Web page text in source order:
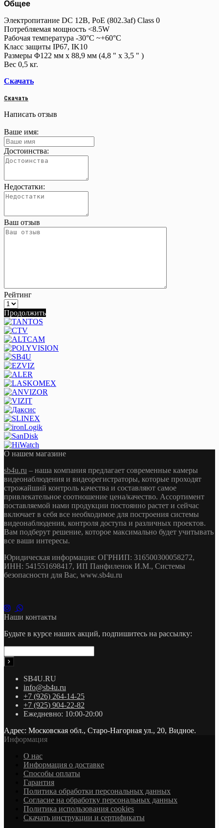
Общее
Электропитание DC 12В, PoE (802.3af) Class 0
Потребляемая мощность <8.5W
Рабочая температура -30°C ~+60°C
Класс защиты IP67, IK10
Размеры Φ122 мм x 88,9 мм (4,8 " x 3,5 " )
Вес 0,5 кг.
Скачать
Скачать
Написать отзыв
Ваше имя:
Достоинства:
Недостатки:
Ваш отзыв
Рейтинг
Продолжить
О нашем магазине
sb4u.ru – наша компания предлагает современные камеры
видеонаблюдения и видеорегистраторы, которые проходят
строжайший контроль качества и составляют самое
привлекательное соотношение цена/качество. Ассортимент
поставляемой нами продукции постоянно растет и сейчас
включает в себя все необходимое для построения системы
видеонаблюдения, контроля доступа и различных проектов.
Вам подберут решение, которое максимально будет учитывать
все ваши интересы.
Юридическая информация: ОГРНИП: 316500300058272,
ИНН: 541551698417, ИП Панфиленок И.М., Системы
безопасности для Вас, www.sb4u.ru
Наши контакты
Будьте в курсе наших акций, подпишитесь на рассылку:
SB4U.RU
info@sb4u.ru
+7 (926) 264-14-25
+7 (925) 904-22-82
Ежедневно: 10:00-20:00
Адрес: Московская обл., Старо-Нагорная ул., 20, Видное.
Информация
О нас
Информация о доставке
Cпособы оплаты
Гарантия
Политика обработки персональных данных
Согласие на обработку персональных данных
Политика использования cookies
Скачать инструкции и сертификаты